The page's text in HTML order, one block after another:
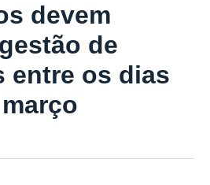
devem
de
entre os dias